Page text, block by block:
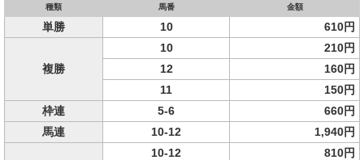
種類 馬番 金額
単勝 10 610円
複勝
10
210円
12
160円
11
150円
枠連
5-6
660円
馬連
10-12 1,940円
10-12
810円